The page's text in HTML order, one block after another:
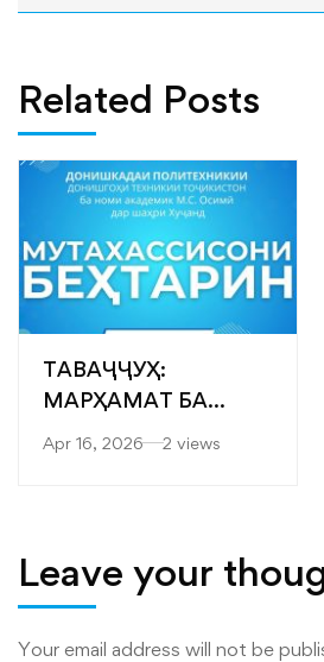
Related Posts
ТАВАҶҶУҲ:
МАРҲАМАТ БА
“МУТАХАССИСОНИ
Apr 16, 2026 2 views
Leave your
Your email address will not be